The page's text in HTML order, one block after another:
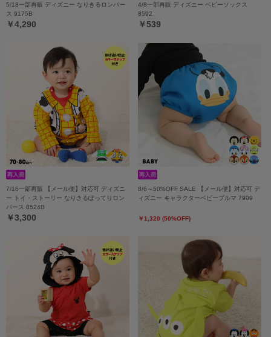
5/18一部再販 ディズニー なりきるロンパー
ス 9175B
￥4,290
4/8一部再販 ディズニー ベビーソックス
8592
￥539
7/16一部再販 【メール便】対応可 ディズニ
ー トイ・ストーリー なりきるぽってりロン
パース 8524B
￥3,300
8/6～50%OFF SALE 【メール便】対応可 デ
ィズニー キャラクターベビーブルマ 7909
￥1,320 (50%OFF)